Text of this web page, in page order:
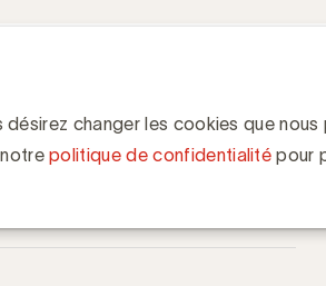
contre la fraude
changer les cookies que nous
notrepolitique de confidentialité pour